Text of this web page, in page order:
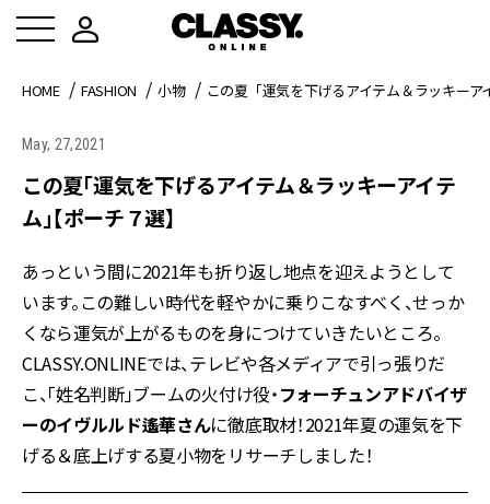
HOME FASHION 小物 この夏「運気を下げるアイテム＆ラッキー
May, 27,2021
この夏「運気を下げるアイテム＆ラッキーアイテ
ム」【ポーチ７選】
あっという間に2021年も折り返し地点を迎えようとして
います。この難しい時代を軽やかに乗りこなすべく、せっか
くなら運気が上がるものを身につけていきたいところ。
CLASSY.ONLINEでは、テレビや各メディアで引っ張りだ
こ、「姓名判断」ブームの火付け役・フォーチュンアドバイザ
ーのイヴルルド遙華さんに徹底取材！2021年夏の運気を下
げる＆底上げする夏小物をリサーチしました！